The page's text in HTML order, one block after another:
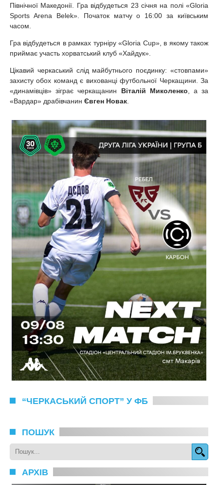
Північної Македонії. Гра відбудеться 23 січня на полі «Gloria
Sports Arena Belek». Початок матчу о 16:00 за київським
часом.
Гра відбудеться в рамках турніру «Gloria Cup», в якому також
приймає участь хорватський клуб «Хайдук».
Цікавий черкаський слід майбутнього поєдинку: «стовпами»
захисту обох команд є вихованці футбольної Черкащини. За
«динамівців» зіграє черкащанин Віталій Миколенко, а за
«Вардар» драбівчанин Євген Новак.
“ЧЕРКАСЬКИЙ СПОРТ” У ФБ
ПОШУК
АРХІВ